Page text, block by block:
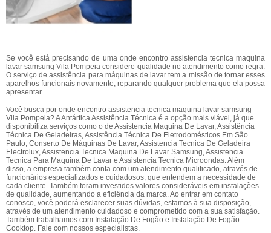
Se você está precisando de uma onde encontro assistencia tecnica maquina
lavar samsung Vila Pompeia considere qualidade no atendimento como regra.
O serviço de assistência para máquinas de lavar tem a missão de tornar esses
aparelhos funcionais novamente, reparando qualquer problema que ela possa
apresentar.
Você busca por onde encontro assistencia tecnica maquina lavar samsung
Vila Pompeia? A Antártica Assistência Técnica é a opção mais viável, já que
disponibiliza serviços como o de Assistencia Maquina De Lavar, Assistência
Técnica De Geladeiras, Assistência Técnica De Eletrodomésticos Em São
Paulo, Conserto De Máquinas De Lavar, Assistencia Tecnica De Geladeira
Electrolux, Assistencia Tecnica Maquina De Lavar Samsung, Assistencia
Tecnica Para Maquina De Lavar e Assistencia Tecnica Microondas. Além
disso, a empresa também conta com um atendimento qualificado, através de
funcionários especializados e cuidadosos, que entendem a necessidade de
cada cliente. Também foram investidos valores consideráveis em instalações
de qualidade, aumentando a eficiência da marca. Ao entrar em contato
conosco, você poderá esclarecer suas dúvidas, estamos à sua disposição,
através de um atendimento cuidadoso e comprometido com a sua satisfação.
Também trabalhamos com Instalação De Fogão e Instalação De Fogão
Cooktop. Fale com nossos especialistas.